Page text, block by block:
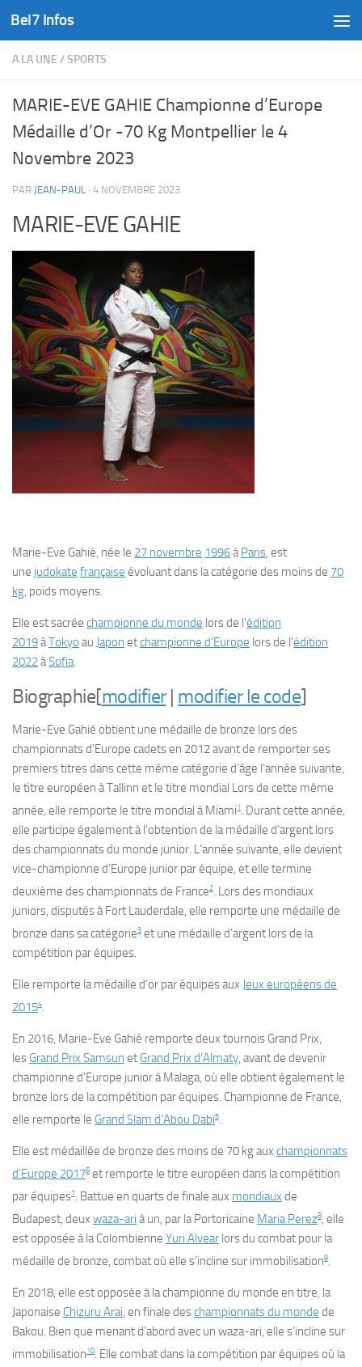
Skip to content
Bel7 Infos
A LA UNE /SPORTS
MARIE-EVE GAHIE Championne d’Europe
Médaille d’Or -70 Kg Montpellier le 4
Novembre 2023
PAR JEAN-PAUL · 4 NOVEMBRE 2023
MARIE-EVE GAHIE
Marie-Eve Gahié, née le 27 novembre 1996àParis, est
une judokate française évoluant dans la catégorie des moins de 70
kg, poids moyens.
Elle est sacrée championne du monde lors de l’édition
2019àTokyo au Japon etchampionne d’Europe lors de l’édition
2022àSofia.
Biographie[modifier| modifier le code]
Marie-Eve Gahié obtient une médaille de bronze lors des
championnats d’Europe cadets en 2012 avant de remporter ses
premiers titres dans cette même catégorie d’âge l’année suivante,
le titre européen à Tallinn et le titre mondial Lors de cette même
année, elle remporte le titre mondial à Miami1. Durant cette année,
elle participe également à l’obtention de la médaille d’argent lors
des championnats du monde junior. L’année suivante, elle devient
vice-championne d’Europe junior par équipe, et elle termine
deuxième des championnats de France2. Lors des mondiaux
juniors, disputés à Fort Lauderdale, elle remporte une médaille de
bronze dans sa catégorie3 et une médaille d’argent lors de la
compétition par équipes.
Elle remporte la médaille d’or par équipes aux Jeux européens de
20154.
En 2016, Marie-Eve Gahié remporte deux tournois Grand Prix,
les Grand Prix Samsun et Grand Prix d’Almaty, avant de devenir
championne d’Europe junior à Malaga, où elle obtient également le
bronze lors de la compétition par équipes. Championne de France,
elle remporte le Grand Slam d’Abou Dabi5.
Elle est médaillée de bronze des moins de 70 kgaux championnats
d’Europe 20176 et remporte le titre européen dans la compétition
par équipes7. Battue en quarts de finale aux mondiaux de
Budapest, deux waza-ari à un, par la Portoricaine Maria Perez8, elle
est opposée à la Colombienne Yuri Alvear lors du combat pour la
médaille de bronze, combat où elle s’incline sur immobilisation9.
En 2018, elle est opposée à la championne du monde en titre, la
Japonaise Chizuru Arai, en finale deschampionnats du monde de
Bakou. Bien que menant d’abord avec un waza-ari, elle s’incline sur
immobilisation10. Elle combat dans la compétition par équipes où la